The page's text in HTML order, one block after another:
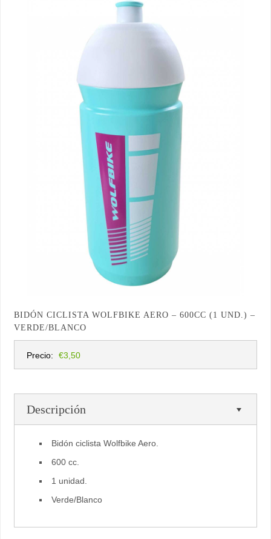
BIDÓN CICLISTA WOLFBIKE AERO – 600CC (1 UND.) –
VERDE/BLANCO
Precio: €3,50
Descripción
Bidón ciclista Wolfbike Aero.
600 cc.
1 unidad.
Verde/Blanco